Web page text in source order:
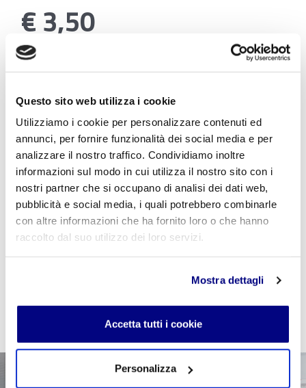
Questo sito web utilizza i cookie
Utilizziamo i cookie per personalizzare contenuti ed
annunci, per fornire funzionalità dei social media e per
analizzare il nostro traffico. Condividiamo inoltre
informazioni sul modo in cui utilizza il nostro sito con i
nostri partner che si occupano di analisi dei dati web,
pubblicità e social media, i quali potrebbero combinarle
con altre informazioni che ha fornito loro o che hanno
raccolto dal suo utilizzo dei loro servizi.
Mostra dettagli
Accetta tutti i cookie
Personalizza
€ 3,50
Codice:
Cenni sulla prima parte della Costituzione, Parte
Se sei studente della scuola utilizza il coupon
"CPVIDEOPILLOLA" in fase di checkout per azzerare
il costo della VideoPillola